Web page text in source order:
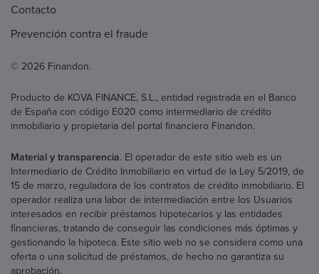
Contacto
Prevención contra el fraude
© 2026 Finandon.
Producto de KOVA FINANCE, S.L., entidad registrada en el Banco
de España con código E020 como intermediario de crédito
inmobiliario y propietaria del portal financiero Finandon.
Material y transparencia. El operador de este sitio web es un
Intermediario de Crédito Inmobiliario en virtud de la Ley 5/2019, de
15 de marzo, reguladora de los contratos de crédito inmobiliario. El
operador realiza una labor de intermediación entre los Usuarios
interesados en recibir préstamos hipotecarios y las entidades
financieras, tratando de conseguir las condiciones más óptimas y
gestionando la hipoteca. Este sitio web no se considera como una
oferta o una solicitud de préstamos, de hecho no garantiza su
aprobación.